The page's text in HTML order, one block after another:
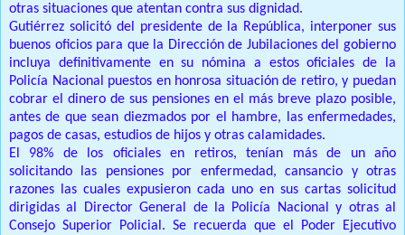
otras situaciones que atentan contra sus dignidad.
Gutiérrez solicitó del presidente de la República, interponer sus
buenos oficios para que la Dirección de Jubilaciones del gobierno
incluya definitivamente en su nómina a estos oficiales de la
Policía Nacional puestos en honrosa situación de retiro, y puedan
cobrar el dinero de sus pensiones en el más breve plazo posible,
antes de que sean diezmados por el hambre, las enfermedades,
pagos de casas, estudios de hijos y otras calamidades.
El 98% de los oficiales en retiros, tenían más de un año
solicitando las pensiones por enfermedad, cansancio y otras
razones las cuales expusieron cada uno en sus cartas solicitud
dirigidas al Director General de la Policía Nacional y otras al
Consejo Superior Policial. Se recuerda que el Poder Ejecutivo